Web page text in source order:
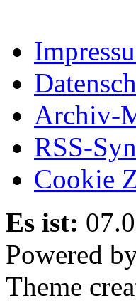
Archiv-
RSS-
Cookie
Es ist:
Powered
Theme